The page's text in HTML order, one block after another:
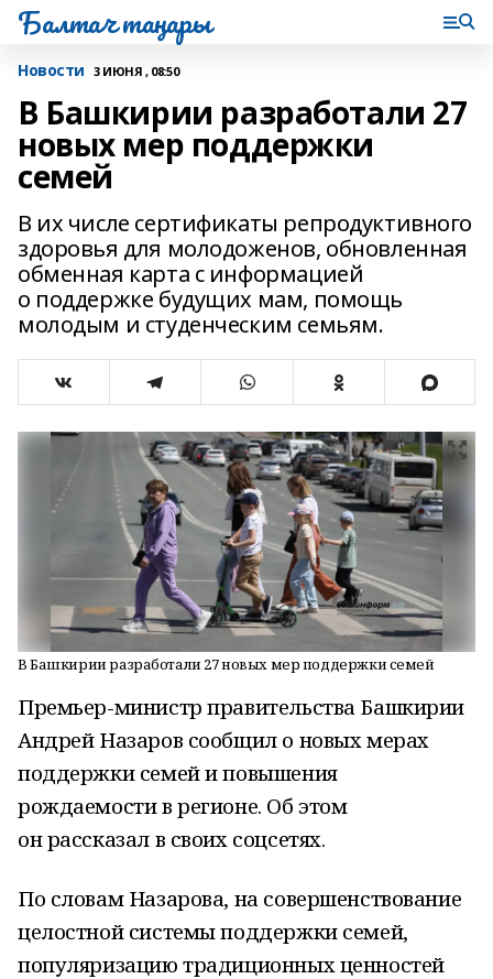
Балтач таңнары
Новости 3 ИЮНЯ , 08:50
В Башкирии разработали 27
новых мер поддержки
семей
В их числе сертификаты репродуктивного
здоровья для молодоженов, обновленная
обменная карта с информацией
о поддержке будущих мам, помощь
молодым и студенческим семьям.
В Башкирии разработали 27 новых мер поддержки семей
Премьер-министр правительства Башкирии
Андрей Назаров сообщил о новых мерах
поддержки семей и повышения
рождаемости в регионе. Об этом
он рассказал в своих соцсетях.
По словам Назарова, на совершенствование
целостной системы поддержки семей,
популяризацию традиционных ценностей